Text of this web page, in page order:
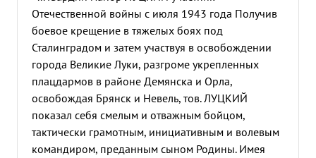
Отечественной войны с июля 1943 года Получив
боевое крещение в тяжелых боях под
Сталинградом и затем участвуя в освобождении
города Великие Луки, разгроме укрепленных
плацдармов в районе Демянска и Орла,
освобождая Брянск и Невель, тов. ЛУЦКИЙ
показал себя смелым и отважным бойцом,
тактически грамотным, инициативным и волевым
командиром, преданным сыном Родины. Имея